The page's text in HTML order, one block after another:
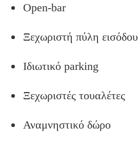
Open-bar
Ξεχωριστή πύλη εισόδου
Ιδιωτικό parking
Ξεχωριστές τουαλέτες
Αναμνηστικό δώρο